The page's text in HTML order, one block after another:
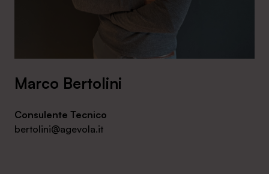
Marco Bertolini
Consulente Tecnico
bertolini@agevola.it